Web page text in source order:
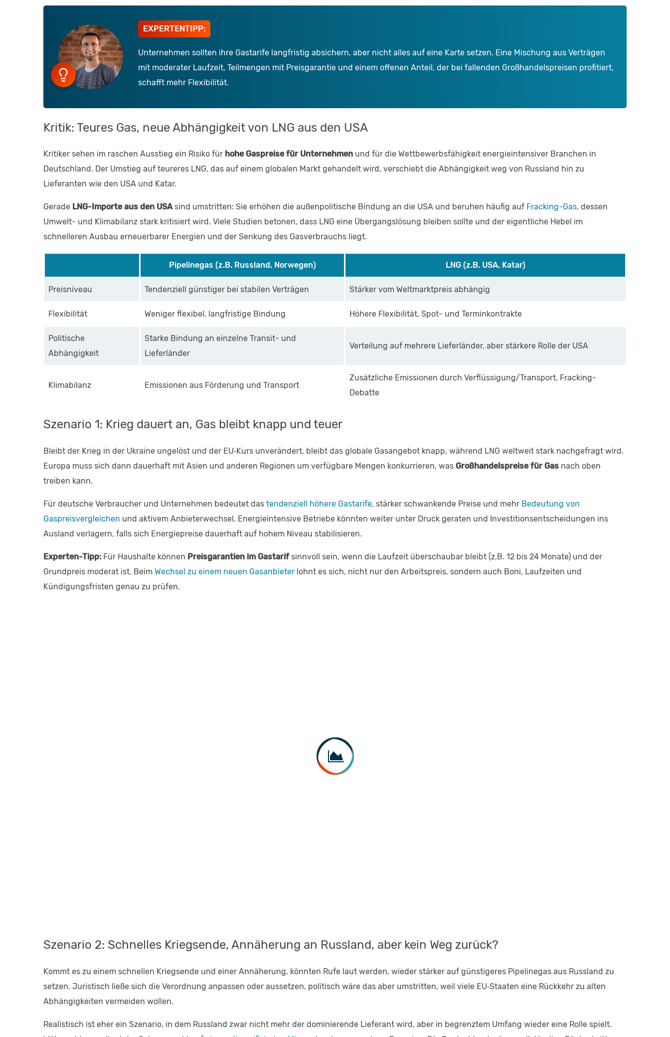
EXPERTENTIPP:
Unternehmen sollten ihre Gastarife langfristig absichern, aber nicht alles auf eine Karte setzen. Eine Mischung aus Verträgen
mit moderater Laufzeit, Teilmengen mit Preisgarantie und einem offenen Anteil, der bei fallenden Großhandelspreisen profitiert,
schafft mehr Flexibilität.
Kritik: Teures Gas, neue Abhängigkeit von LNG aus den USA
Kritiker sehen im raschen Ausstieg ein Risiko für hohe Gaspreise für Unternehmen und für die Wettbewerbsfähigkeit energieintensiver Branchen in
Deutschland. Der Umstieg auf teureres LNG, das auf einem globalen Markt gehandelt wird, verschiebt die Abhängigkeit weg von Russland hin zu
Lieferanten wie den USA und Katar.
Gerade LNG-Importe aus den USAsind umstritten: Sie erhöhen die außenpolitische Bindung an die USA und beruhen häufig auf Fracking-Gas, dessen
Umwelt- und Klimabilanz stark kritisiert wird. Viele Studien betonen, dass LNG eine Übergangslösung bleiben sollte und der eigentliche Hebel im
schnelleren Ausbau erneuerbarer Energien und der Senkung des Gasverbrauchs liegt.
Pipelinegas (z.B. Russland, Norwegen) LNG (z.B. USA, Katar)
Preisniveau Tendenziell günstiger bei stabilen Verträgen Stärker vom Weltmarktpreis abhängig
Flexibilität Weniger flexibel, langfristige Bindung Höhere Flexibilität, Spot- und Terminkontrakte
Politische
Abhängigkeit
Starke Bindung an einzelne Transit- und
Lieferländer
Verteilung auf mehrere Lieferländer, aber stärkere Rolle der USA
Klimabilanz Emissionen aus Förderung und Transport
Zusätzliche Emissionen durch Verflüssigung/Transport, Fracking-
Debatte
Szenario 1: Krieg dauert an, Gas bleibt knapp und teuer
Bleibt der Krieg in der Ukraine ungelöst und der EU‑Kurs unverändert, bleibt das globale Gasangebot knapp, während LNG weltweit stark nachgefragt wird.
Europa muss sich dann dauerhaft mit Asien und anderen Regionen um verfügbare Mengen konkurrieren, was Großhandelspreise für Gas nach oben
treiben kann.
Für deutsche Verbraucher und Unternehmen bedeutet das tendenziell höhere Gastarife, stärker schwankende Preise und mehr Bedeutung von
Gaspreisvergleichen und aktivem Anbieterwechsel. Energieintensive Betriebe könnten weiter unter Druck geraten und Investitionsentscheidungen ins
Ausland verlagern, falls sich Energiepreise dauerhaft auf hohem Niveau stabilisieren.
Experten-Tipp: Für Haushalte können Preisgarantien im Gastarifsinnvoll sein, wenn die Laufzeit überschaubar bleibt (z.B. 12 bis 24 Monate) und der
Grundpreis moderat ist. Beim Wechsel zu einem neuen Gasanbieter lohnt es sich, nicht nur den Arbeitspreis, sondern auch Boni, Laufzeiten und
Kündigungsfristen genau zu prüfen.
Szenario 2: Schnelles Kriegsende, Annäherung an Russland, aber kein Weg zurück?
Kommt es zu einem schnellen Kriegsende und einer Annäherung, könnten Rufe laut werden, wieder stärker auf günstigeres Pipelinegas aus Russland zu
setzen. Juristisch ließe sich die Verordnung anpassen oder aussetzen, politisch wäre das aber umstritten, weil viele EU‑Staaten eine Rückkehr zu alten
Abhängigkeiten vermeiden wollen.
Realistisch ist eher ein Szenario, in dem Russland zwar nicht mehr der dominierende Lieferant wird, aber in begrenztem Umfang wieder eine Rolle spielt.